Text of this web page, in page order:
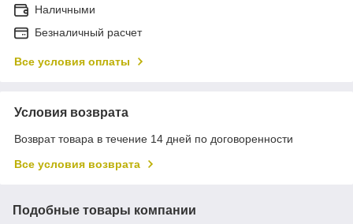
Наличными
Безналичный расчет
Все условия оплаты
Условия возврата
Возврат товара в течение 14 дней по договоренности
Все условия возврата
Подобные товары компании